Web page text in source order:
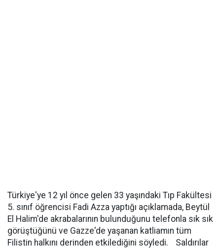
Türkiye'ye 12 yıl önce gelen 33 yaşındaki Tıp Fakültesi
5. sınıf öğrencisi Fadi Azza yaptığı açıklamada, Beytül
El Halim'de akrabalarının bulunduğunu telefonla sık sık
görüştüğünü ve Gazze'de yaşanan katliamın tüm
Filistin halkını derinden etkilediğini söyledi. Saldırılar